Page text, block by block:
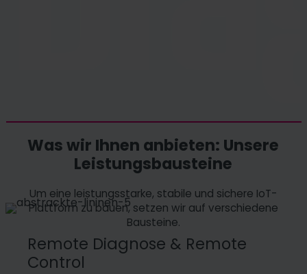
Was wir Ihnen anbieten: Unsere
Leistungsbausteine
Um eine leistungsstarke, stabile und sichere IoT-
Plattform zu bauen, setzen wir auf verschiedene
Bausteine.
Remote Diagnose & Remote
Control